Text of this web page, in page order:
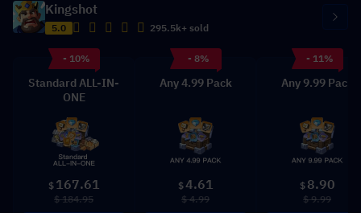
Kingshot
5.0 295.5k+ sold
- 10%
Standard ALL-IN-
ONE
$ 167.61
$ 184.95
- 8%
Any 4.99 Pack
$4.61
$ 4.99
- 11%
Any 9.99 Pack
$ 8.90
$ 9.99